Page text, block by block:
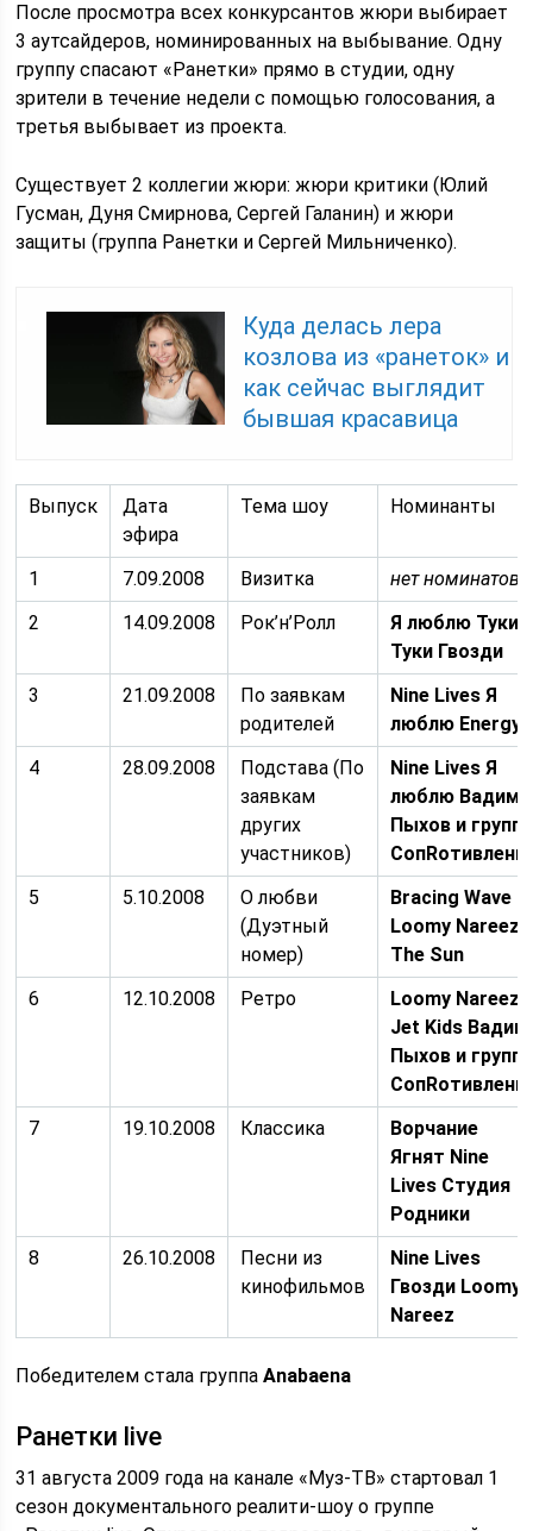
После просмотра всех конкурсантов жюри выбирает
3 аутсайдеров, номинированных на выбывание. Одну
группу спасают «Ранетки» прямо в студии, одну
зрители в течение недели с помощью голосования, а
третья выбывает из проекта.
Существует 2 коллегии жюри: жюри критики (Юлий
Гусман, Дуня Смирнова, Сергей Галанин) и жюри
защиты (группа Ранетки и Сергей Мильниченко).
Куда делась лера
козлова из «ранеток» и
как сейчас выглядит
бывшая красавица
Выпуск
Дата
эфира
Тема шоу Номинанты
1 7.09.2008 Визитка
нет номинатов
2
14.09.2008 Рок’н’Ролл
Я люблю Туки-
Туки Гвозди
3
21.09.2008
По заявкам
родителей
Nine Lives Я
люблю Energy
4
28.09.2008
Подстава (По
заявкам
других
участников)
Nine Lives Я
люблю Вадим
Пыхов и группа
5
5.10.2008
О любви
(Дуэтный
номер)
Bracing Wave
Loomy Nareez
The Sun
6
12.10.2008 Ретро
Loomy Nareez
Jet Kids Вадим
Пыхов и группа
7
19.10.2008 Классика
Ворчание
Ягнят Nine
Lives Студия
Родники
8
26.10.2008
Песни из
кинофильмов
Nine Lives
Гвозди Loomy
Nareez
Победителем стала группаAnabaena
Ранетки live
31 августа 2009 года на канале «Муз-ТВ» стартовал 1
сезон документального реалити-шоу о группе